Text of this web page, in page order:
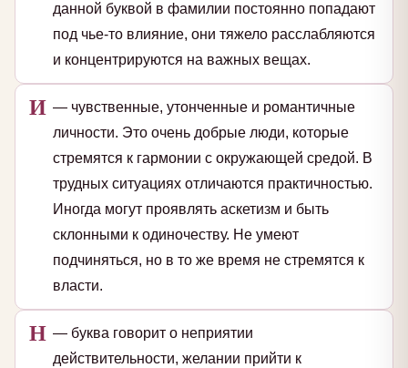
данной буквой в фамилии постоянно попадают
под чье-то влияние, они тяжело расслабляются
и концентрируются на важных вещах.
И — чувственные, утонченные и романтичные
личности. Это очень добрые люди, которые
стремятся к гармонии с окружающей средой. В
трудных ситуациях отличаются практичностью.
Иногда могут проявлять аскетизм и быть
склонными к одиночеству. Не умеют
подчиняться, но в то же время не стремятся к
власти.
Н — буква говорит о неприятии
действительности, желании прийти к